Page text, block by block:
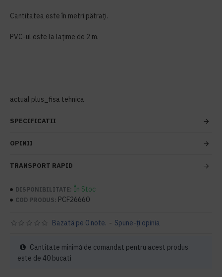
Cantitatea este în metri pătrați.
PVC-ul este la lațime de 2 m.
actual plus_fisa tehnica
SPECIFICATII
OPINII
TRANSPORT RAPID
DISPONIBILITATE: În Stoc
COD PRODUS: PCF26660
Bazată pe 0 note. - Spune-ţi opinia
Cantitate minimă de comandat pentru acest produs
este de 40 bucati